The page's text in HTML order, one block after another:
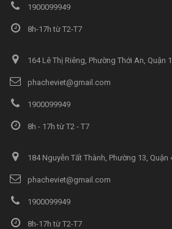
1900099949
8h-17h từ T2-T7
164 Lê Thị Riêng, Phường Thới An, Quận
phacheviet@gmail.com
1900099949
8h - 17h từ T2 - T7
184 Nguyễn Tất Thành, Phường 13, Quận
phacheviet@gmail.com
1900099949
8h-17h từ T2-T7